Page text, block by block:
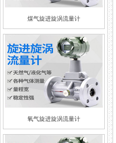
煤气旋进旋涡流量计
氧气旋进旋涡流量计